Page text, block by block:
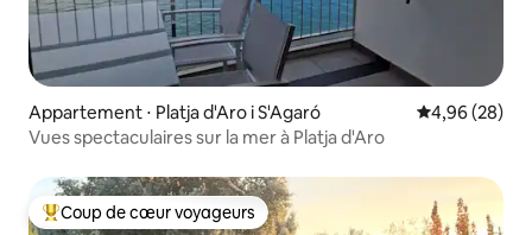
Appartement ⋅ Platja d'Aro i S'Agaró Évaluation
4,96 (28)
Vues spectaculaires sur la mer à Platja d'Aro
Coups de cœur voyageurs les plus appréciés
Coup de cœur voyageurs